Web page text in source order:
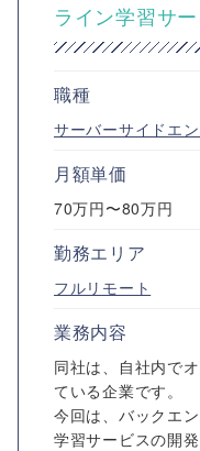
ライン学習サ
職種
サーバーサイドエ
月額単価
70万円〜80万円
勤務エリア
フルリモート
業務内容
同社は、自社内で
ている企業です。
今回は、バックエ
学習サービスの開